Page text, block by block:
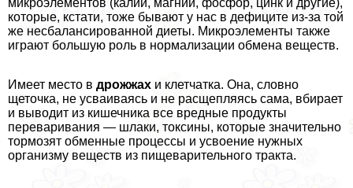
которые, кстати, тоже бывают у нас в дефиците из-за той
же несбалансированной диеты. Микроэлементы также
играют большую роль в нормализации обмена веществ.
Имеет место в дрожжах и клетчатка. Она, словно
щеточка, не усваиваясь и не расщепляясь сама, вбирает
и выводит из кишечника все вредные продукты
переваривания — шлаки, токсины, которые значительно
тормозят обменные процессы и усвоение нужных
организму веществ из пищеварительного тpaкта.